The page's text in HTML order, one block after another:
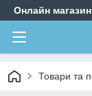
Онлайн магазин
Товари та